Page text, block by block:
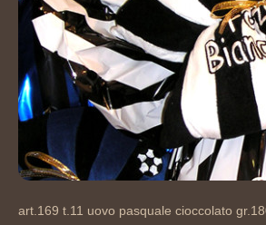
art.169 t.11 uovo pasquale cioccolato